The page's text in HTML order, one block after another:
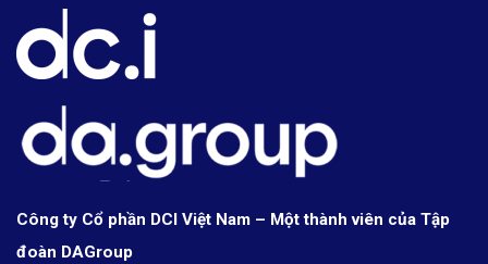
Công ty Cổ phần DCI Việt Nam – Một thành viên của Tập
đoàn DAGroup